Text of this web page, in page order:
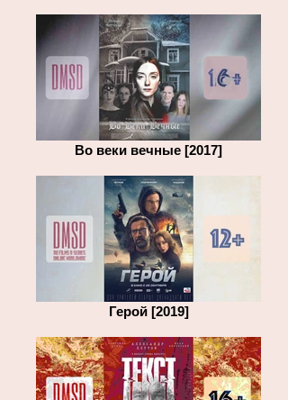
Во веки вечные [2017]
Герой [2019]